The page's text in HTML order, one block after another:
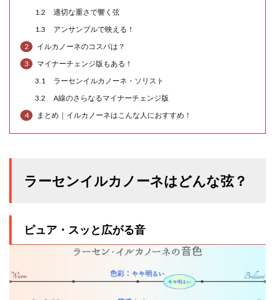
1.2
適切な重さで響く弦
1.3
アンサンブルで映える！
2
イルカノーネのコスパは？
3
マイナーチェンジ版もある！
3.1
ラーセンイルカノーネ・ソリスト
3.2
A線のさらなるマイナーチェンジ版
4
まとめ｜イルカノーネはこんな人におすすめ！
ラーセンイルカノーネはどんな弦？
ピュア・スッと広がる音